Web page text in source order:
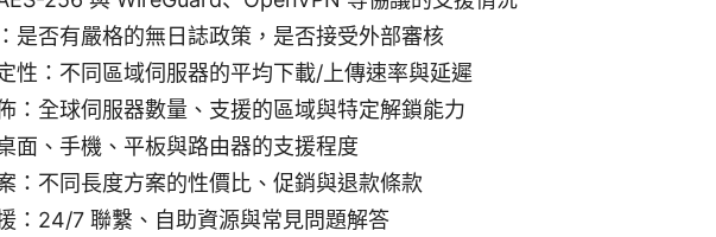
是否有嚴格的無日誌政策，是否接受外部審核
性：不同區域伺服器的平均下載/上傳速率與延遲
：全球伺服器數量、支援的區域與特定解鎖能力
面、手機、平板與路由器的支援程度
：不同長度方案的性價比、促銷與退款條款
：24/7 聯繫、自助資源與常見問題解答